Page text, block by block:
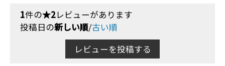
1件の★2レビューがあります
投稿日の新しい順/古い順
レビューを投稿する